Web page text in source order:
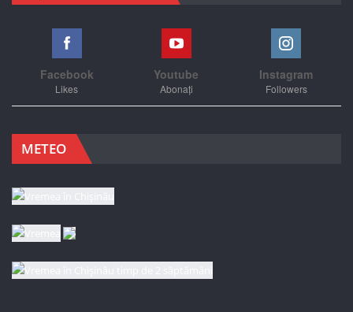
Facebook
Likes
Youtube
Abonați
Instagram
Followers
METEO